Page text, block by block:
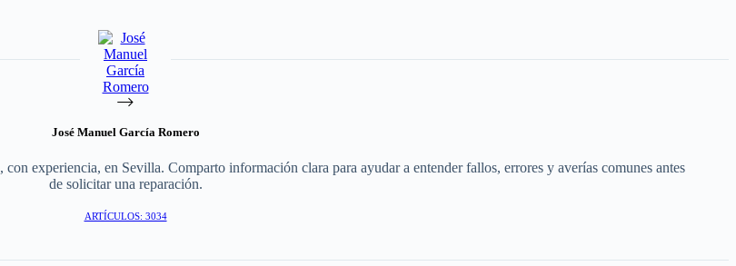
José Manuel García Romero
experiencia, en Sevilla. Comparto información clara para ayudar a entender fallos, errores y averías comunes antes
de solicitar una reparación.
ARTÍCULOS: 3034